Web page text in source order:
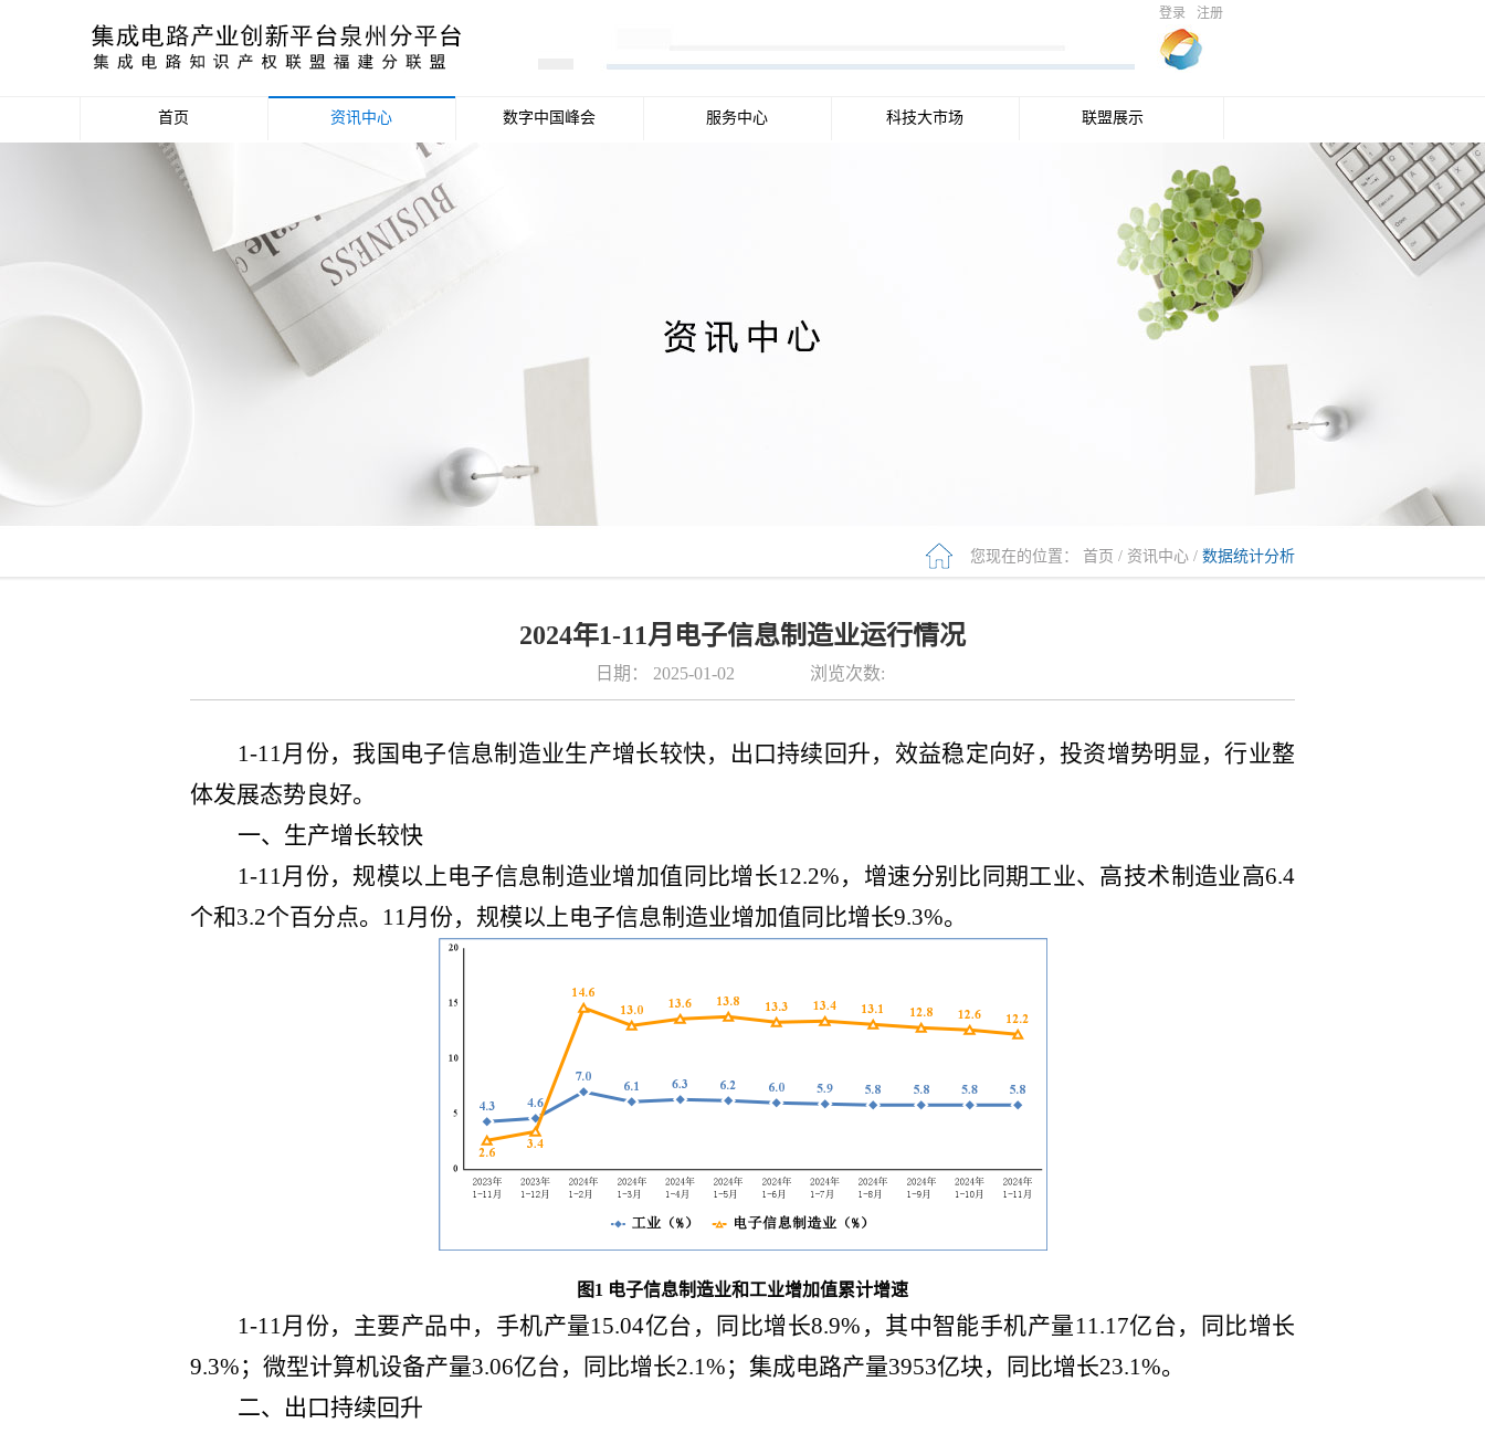
登录 注册
首页 资讯中心
政策信息
活动公告
数据统计分析
数字中国峰会 服务中心 科技大市场 联盟展示
您现在的位置： 首页 / 资讯中心 / 数据统计分析
2024年1-11月电子信息制造业运行情况
日期： 2025-01-02 浏览次数:
1-11月份，我国电子信息制造业生产增长较快，出口持续回升，效益稳定向好，投资增势明显，行业整
体发展态势良好。
一、生产增长较快
1-11月份，规模以上电子信息制造业增加值同比增长12.2%，增速分别比同期工业、高技术制造业高6.4
个和3.2个百分点。11月份，规模以上电子信息制造业增加值同比增长9.3%。
图1 电子信息制造业和工业增加值累计增速
1-11月份，主要产品中，手机产量15.04亿台，同比增长8.9%，其中智能手机产量11.17亿台，同比增长
9.3%；微型计算机设备产量3.06亿台，同比增长2.1%；集成电路产量3953亿块，同比增长23.1%。
二、出口持续回升